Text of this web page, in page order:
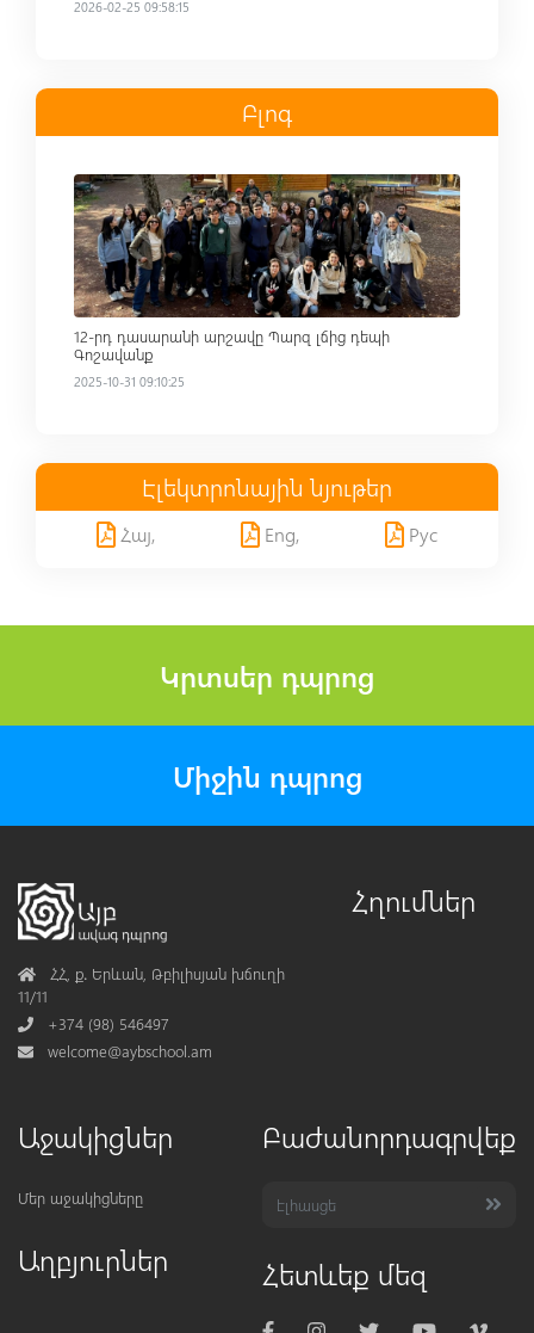
2026-02-25 09:58:15
Բլոգ
Read more
12-րդ դասարանի արշավը Պարզ լճից դեպի
Գոշավանք
2025-10-31 09:10:25
Էլեկտրոնային նյութեր
Հայ, Eng, Рус
Կրտսեր դպրոց
Միջին դպրոց
AddressՀՀ, ք․ Երևան, Թբիլիսյան խճուղի
11/11
Phone+374 (98) 546497
Mail
welcome@aybschool.am
Հղումներ
Աջակիցներ
Մեր աջակիցները
Աղբյուրներ
Բաժանորդագրվեք
Հետևեք մեզ